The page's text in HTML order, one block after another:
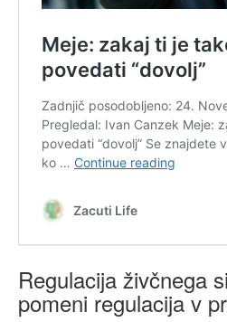
Regulacija živčnega
pomeni regulacija v